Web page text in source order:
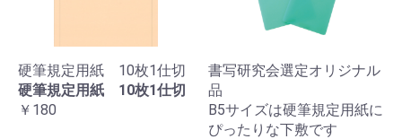
硬筆規定用紙 10枚1仕切
硬筆規定用紙 10枚1仕切
￥180
書写研究会選定オリジナル
品
B5サイズは硬筆規定用紙に
ぴったりな下敷です